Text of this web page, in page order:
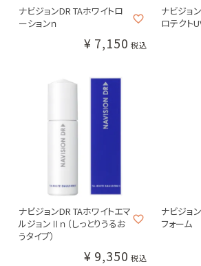
プラス
M-DEARエムディア
GAUDISKIN
Beautiful Skin
お買い物ガイド
よくあるご質問
お問い合わせ
ナビジョンDR TAホワイトロ
ーションｎ
¥ 7,150 税込
ナビジョ
ロテクト
ナビジョンDR TAホワイトエマ
ルジョンⅡｎ（しっとりうるお
うタイプ）
¥ 9,350 税込
ナビジョ
フォーム